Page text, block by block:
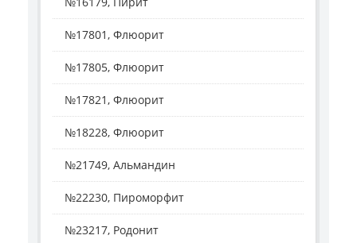
№17801, Флюорит
№17805, Флюорит
№17821, Флюорит
№18228, Флюорит
№21749, Альмандин
№22230, Пироморфит
№23217, Родонит